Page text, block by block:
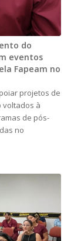
do
eventos
Fapeam no
projetos de
voltados à
de pós-
no